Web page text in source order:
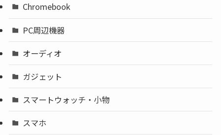
Chromebook
PC周辺機器
オーディオ
ガジェット
スマートウォッチ・小物
スマホ